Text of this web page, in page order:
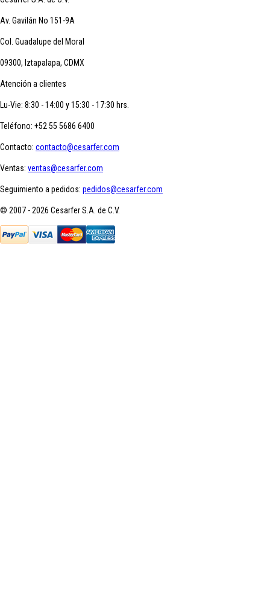
Av. Gavilán No 151-9A
Col. Guadalupe del Moral
09300, Iztapalapa, CDMX
Atención a clientes
Lu-Vie: 8:30 - 14:00 y 15:30 - 17:30 hrs.
Teléfono: +52 55 5686 6400
Contacto: contacto@cesarfer.com
Ventas: ventas@cesarfer.com
Seguimiento a pedidos: pedidos@cesarfer.com
© 2007 - 2026 Cesarfer S.A. de C.V.